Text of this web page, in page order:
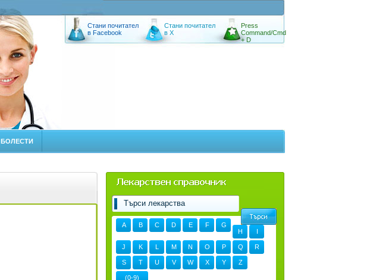
Стани почитател
в Facebook
Стани почитател
в X
Press
Command/Cmd
+ D
БОЛЕСТИ
A B C D E F
G
H
I
J K L M N O P Q R
S T U V W X Y Z
(0-9)